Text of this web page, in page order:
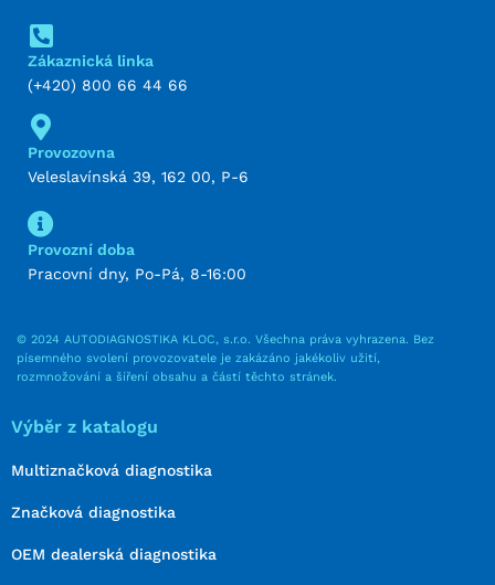
Zákaznická linka
(+420) 800 66 44 66
Provozovna
Veleslavínská 39, 162 00, P-6
Provozní doba
Pracovní dny, Po-Pá, 8-16:00
© 2024 AUTODIAGNOSTIKA KLOC, s.r.o. Všechna práva vyhrazena. Bez
písemného svolení provozovatele je zakázáno jakékoliv užití,
rozmnožování a šíření obsahu a částí těchto stránek.
Výběr z katalogu
Multiznačková diagnostika
Značková diagnostika
OEM dealerská diagnostika